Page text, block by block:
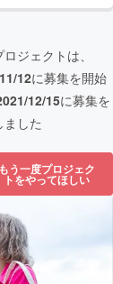
ジェクトは、
12に募集を開始
12/15に募集を
した
もう一度プロジェク
トをやってほしい